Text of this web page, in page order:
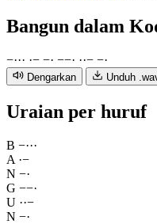
Bangun dalam
−··· ·− −· −−· ··− −·
Dengarkan Unduh
Uraian per huruf
B −···
A ·−
N −·
G −−·
U ··−
N −·